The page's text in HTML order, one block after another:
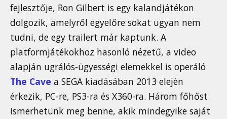
fejlesztője, Ron Gilbert is egy kalandjátékon
dolgozik, amelyről egyelőre sokat ugyan nem
tudni, de egy trailert már kaptunk. A
platformjátékokhoz hasonló nézetű, a video
alapján ugrálós-ügyességi elemekkel is operáló
The Cave a SEGA kiadásában 2013 elején
érkezik, PC-re, PS3-ra és X360-ra. Három főhőst
ismerhetünk meg benne, akik mindegyike saját